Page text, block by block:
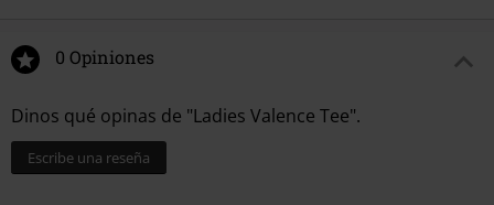
0 Opiniones
Dinos qué opinas de "Ladies Valence Tee".
Escribe una reseña